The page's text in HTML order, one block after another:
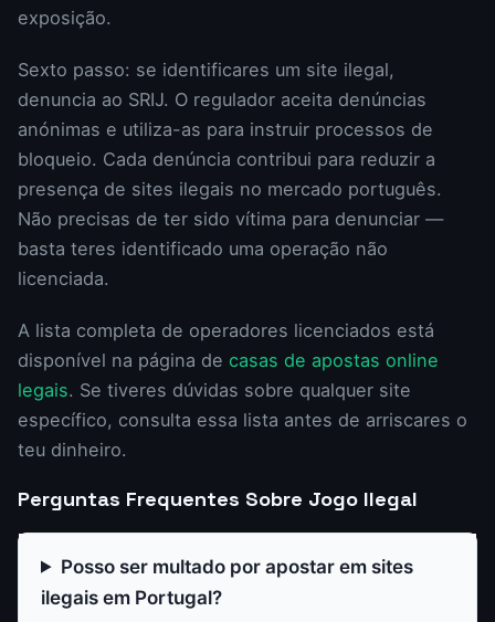
exposição.
Sexto passo: se identificares um site ilegal,
denuncia ao SRIJ. O regulador aceita denúncias
anónimas e utiliza-as para instruir processos de
bloqueio. Cada denúncia contribui para reduzir a
presença de sites ilegais no mercado português.
Não precisas de ter sido vítima para denunciar —
basta teres identificado uma operação não
licenciada.
A lista completa de operadores licenciados está
disponível na página de casas de apostas online
legais. Se tiveres dúvidas sobre qualquer site
específico, consulta essa lista antes de arriscares o
teu dinheiro.
Perguntas Frequentes Sobre Jogo Ilegal
Posso ser multado por apostar em sites
ilegais em Portugal?